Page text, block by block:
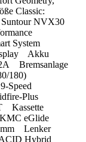
Classic:
NVX30
System
Akku
Bremsanlage
180)
Speed
Plus
Kassette
eGlide
Lenker
Hybrid